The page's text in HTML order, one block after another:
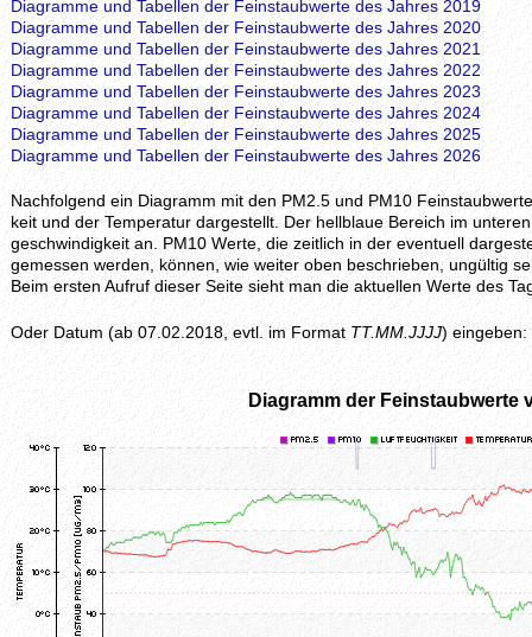
Diagramme und Tabellen der Feinstaubwerte des Jahres 2019
Diagramme und Tabellen der Feinstaubwerte des Jahres 2020
Diagramme und Tabellen der Feinstaubwerte des Jahres 2021
Diagramme und Tabellen der Feinstaubwerte des Jahres 2022
Diagramme und Tabellen der Feinstaubwerte des Jahres 2023
Diagramme und Tabellen der Feinstaubwerte des Jahres 2024
Diagramme und Tabellen der Feinstaubwerte des Jahres 2025
Diagramme und Tabellen der Feinstaubwerte des Jahres 2026
Nachfolgend ein Diagramm mit den PM2.5 und PM10
keit und der Temperatur dargestellt. Der hellblaue Bereich im
geschwindig­keit an. PM10 Werte, die zeitlich in der eventuell
gemessen werden, können, wie weiter oben beschrieben, ungültig
Beim ersten Aufruf dieser Seite sieht man die aktuellen Werte des
Oder Datum (ab 07.02.2018, evtl. im Format TT.MM.JJJJ) eingeben:
Diagramm der Feinstaubwerte